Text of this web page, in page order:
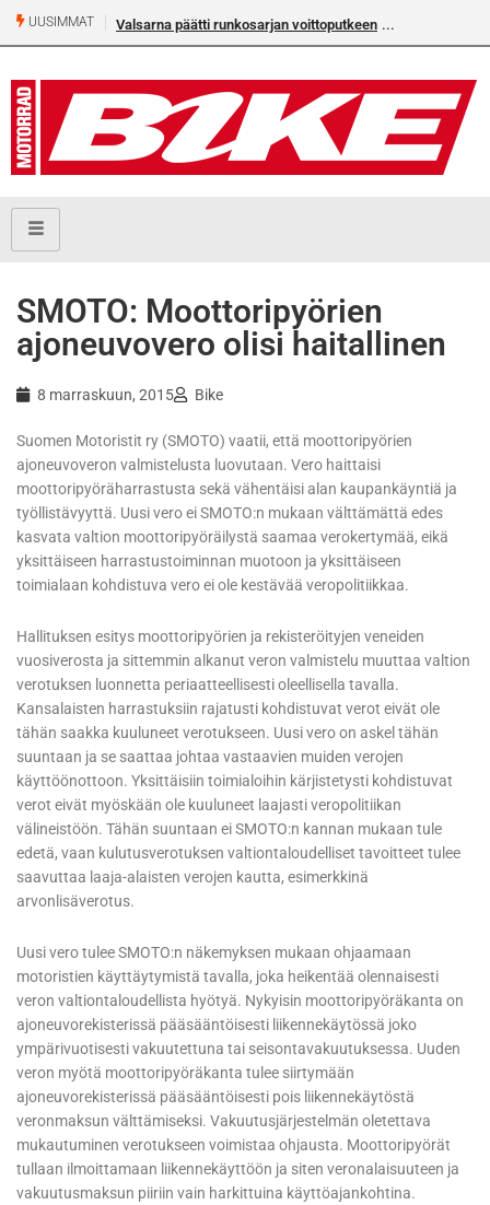
UUSIMMAT Valsarna päätti runkosarjan voittoputkeen
SMOTO: Moottoripyörien
ajoneuvovero olisi haitallinen
8 marraskuun, 2015 Bike
Suomen Motoristit ry (SMOTO) vaatii, että moottoripyörien
ajoneuvoveron valmistelusta luovutaan. Vero haittaisi
moottoripyöräharrastusta sekä vähentäisi alan kaupankäyntiä ja
työllistävyyttä. Uusi vero ei SMOTO:n mukaan välttämättä edes
kasvata valtion moottoripyöräilystä saamaa verokertymää, eikä
yksittäiseen harrastustoiminnan muotoon ja yksittäiseen
toimialaan kohdistuva vero ei ole kestävää veropolitiikkaa.
Hallituksen esitys moottoripyörien ja rekisteröityjen veneiden
vuosiverosta ja sittemmin alkanut veron valmistelu muuttaa valtion
verotuksen luonnetta periaatteellisesti oleellisella tavalla.
Kansalaisten harrastuksiin rajatusti kohdistuvat verot eivät ole
tähän saakka kuuluneet verotukseen. Uusi vero on askel tähän
suuntaan ja se saattaa johtaa vastaavien muiden verojen
käyttöönottoon. Yksittäisiin toimialoihin kärjistetysti kohdistuvat
verot eivät myöskään ole kuuluneet laajasti veropolitiikan
välineistöön. Tähän suuntaan ei SMOTO:n kannan mukaan tule
edetä, vaan kulutusverotuksen valtiontaloudelliset tavoitteet tulee
saavuttaa laaja-alaisten verojen kautta, esimerkkinä
arvonlisäverotus.
Uusi vero tulee SMOTO:n näkemyksen mukaan ohjaamaan
motoristien käyttäytymistä tavalla, joka heikentää olennaisesti
veron valtiontaloudellista hyötyä. Nykyisin moottoripyöräkanta on
ajoneuvorekisterissä pääsääntöisesti liikennekäytössä joko
ympärivuotisesti vakuutettuna tai seisontavakuutuksessa. Uuden
veron myötä moottoripyöräkanta tulee siirtymään
ajoneuvorekisterissä pääsääntöisesti pois liikennekäytöstä
veronmaksun välttämiseksi. Vakuutusjärjestelmän oletettava
mukautuminen verotukseen voimistaa ohjausta. Moottoripyörät
tullaan ilmoittamaan liikennekäyttöön ja siten veronalaisuuteen ja
vakuutusmaksun piiriin vain harkittuina käyttöajankohtina.